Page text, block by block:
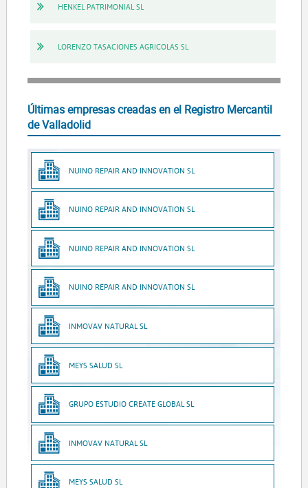
HENKEL PATRIMONIAL SL
LORENZO TASACIONES AGRICOLAS SL
Últimas empresas creadas en el Registro Mercantil
de Valladolid
NUINO REPAIR AND INNOVATION SL
NUINO REPAIR AND INNOVATION SL
NUINO REPAIR AND INNOVATION SL
NUINO REPAIR AND INNOVATION SL
INMOVAV NATURAL SL
MEYS SALUD SL
GRUPO ESTUDIO CREATE GLOBAL SL
INMOVAV NATURAL SL
MEYS SALUD SL